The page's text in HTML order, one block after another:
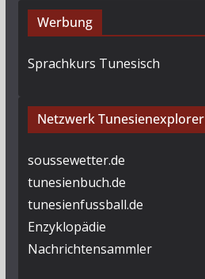
Werbung
Sprachkurs Tunesisch
Netzwerk Tunesienexplorer
soussewetter.de
tunesienbuch.de
tunesienfussball.de
Enzyklopädie
Nachrichtensammler